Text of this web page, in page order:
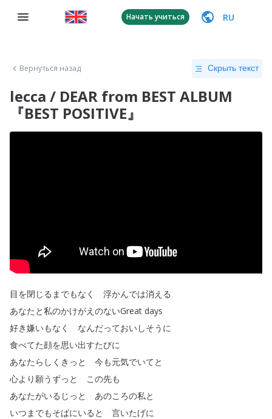
Начать учиться RU
Вернуться назад Скрыть текст
lecca / DEAR from BEST ALBUM
『BEST POSITIVE』
目を閉じるまでもなく
浮かんでは消える
あなたと私のかけがえのないGreat days
好き嫌いもなく
なんだっておいしそうに
食べてた顔を思い出すたびに
あなたらしくきっと
今も元気でいてと
心より願うずっと
この先も
あなたがいるじっと
あのころの私と
いつまでもそばにいると
言いたげに